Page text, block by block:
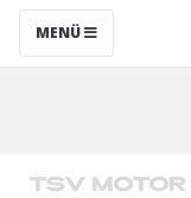
TSV
MENÜ